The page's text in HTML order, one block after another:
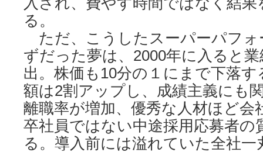
る。
ただ、こうしたスーパーパフォ
ずだった夢は、2000年に入ると
出。株価も10分の１にまで下落
額は2割アップし、成績主義にも
離職率が増加、優秀な人材ほど会
卒社員ではない中途採用応募者の
る。導入前には溢れていた全社